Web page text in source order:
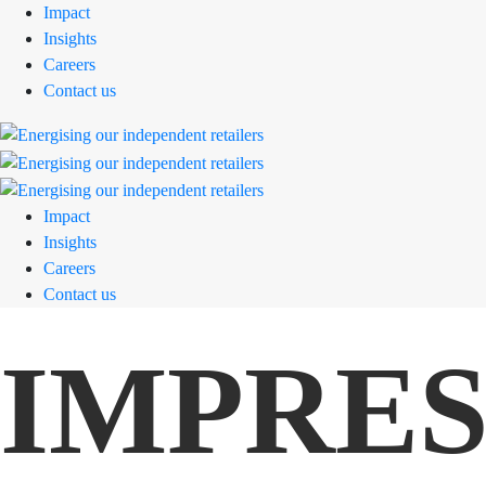
Impact
Insights
Careers
Contact us
Impact
Insights
Careers
Contact us